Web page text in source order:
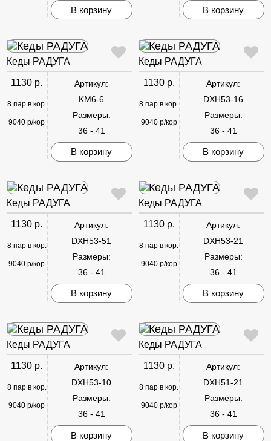
В корзину В корзину
Кеды РАДУГА
1130 р.
8 пар в кор.
9040 р/кор
Артикул:
KM6-6
Размеры:
36 - 41
В корзину
Кеды РАДУГА
1130 р.
8 пар в кор.
9040 р/кор
Артикул:
DXH53-16
Размеры:
36 - 41
В корзину
Кеды РАДУГА
1130 р.
8 пар в кор.
9040 р/кор
Артикул:
DXH53-51
Размеры:
36 - 41
В корзину
Кеды РАДУГА
1130 р.
8 пар в кор.
9040 р/кор
Артикул:
DXH53-21
Размеры:
36 - 41
В корзину
Кеды РАДУГА
1130 р.
8 пар в кор.
9040 р/кор
Артикул:
DXH53-10
Размеры:
36 - 41
В корзину
Кеды РАДУГА
1130 р.
8 пар в кор.
9040 р/кор
Артикул:
DXH51-21
Размеры:
36 - 41
В корзину